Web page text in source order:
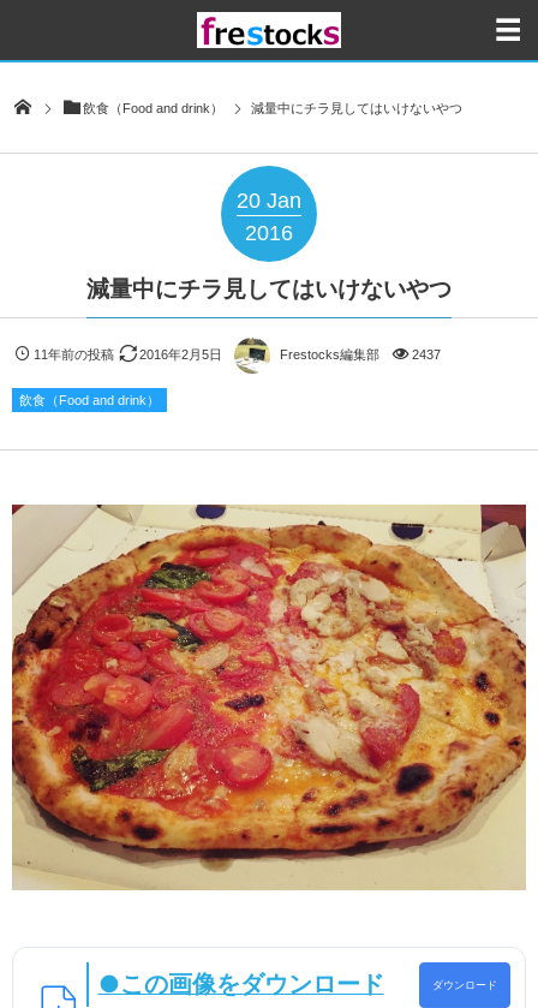
飲食（Food and drink） 減量中にチラ見してはいけないやつ
20 Jan
2016
減量中にチラ見してはいけないやつ
11年前の投稿 2016年2月5日 Frestocks編集部 2437
飲食（Food and drink）
●この画像をダウンロード ダウンロード